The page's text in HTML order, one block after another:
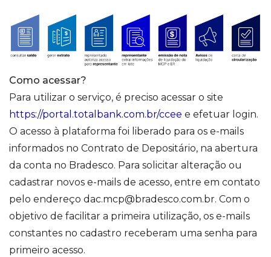
Como acessar?
Para utilizar o serviço, é preciso acessar o site
https://portal.totalbank.com.br/ccee e efetuar login.
O acesso à plataforma foi liberado para os e-mails
informados no Contrato de Depositário, na abertura
da conta no Bradesco. Para solicitar alteração ou
cadastrar novos e-mails de acesso, entre em contato
pelo endereço dac.mcp@bradesco.com.br. Com o
objetivo de facilitar a primeira utilização, os e-mails
constantes no cadastro receberam uma senha para
primeiro acesso.